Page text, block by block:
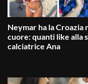
Neymar ha la Croazia
cuore: quanti like alla
calciatrice Ana